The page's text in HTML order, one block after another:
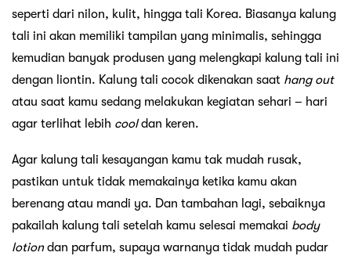
seperti dari nilon, kulit, hingga tali Korea. Biasanya kalung
tali ini akan memiliki tampilan yang minimalis, sehingga
kemudian banyak produsen yang melengkapi kalung tali ini
dengan liontin. Kalung tali cocok dikenakan saat hang out
atau saat kamu sedang melakukan kegiatan sehari – hari
agar terlihat lebih cooldan keren.
Agar kalung tali kesayangan kamu tak mudah rusak,
pastikan untuk tidak memakainya ketika kamu akan
berenang atau mandi ya. Dan tambahan lagi, sebaiknya
pakailah kalung tali setelah kamu selesai memakai body
lotiondan parfum, supaya warnanya tidak mudah pudar